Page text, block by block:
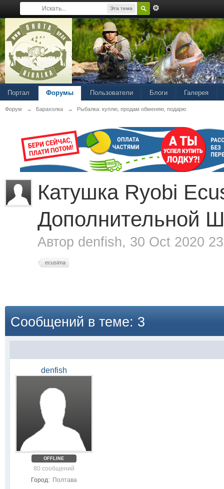
Эта тема
Портал Форумы Пользователи Блоги Галерея
Форум → Барахолка → Рыбалка: куплю, продам обменяю, подарю
Катушка Ryobi
Дополнительной
Автор denfish, 30 Oct 2020
ecusima
Сообщений в теме: 3
denfish
OFFLINE
80 сообщений
Город: Полтава